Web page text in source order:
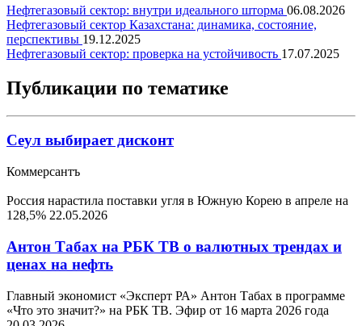
Нефтегазовый сектор: внутри идеального шторма 06.08.2026
Нефтегазовый сектор Казахстана: динамика, состояние,
перспективы 19.12.2025
Нефтегазовый сектор: проверка на устойчивость 17.07.2025
Публикации по тематике
Сеул выбирает дисконт
Коммерсантъ
Россия нарастила поставки угля в Южную Корею в апреле на
128,5% 22.05.2026
Антон Табах на РБК ТВ о валютных трендах и
ценах на нефть
Главный экономист «Эксперт РА» Антон Табах в программе
«Что это значит?» на РБК ТВ. Эфир от 16 марта 2026 года